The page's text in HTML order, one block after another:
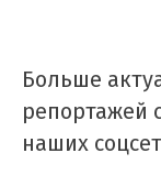
Больше
репортажей
наших